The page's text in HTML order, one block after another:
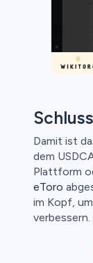
Damit ist
dem
Plattform
eToro
im Kopf,
verbessern.